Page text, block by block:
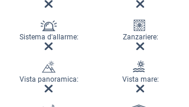
Sistema d'allarme:
Vista panoramica:
Zanzariere:
Vista mare: